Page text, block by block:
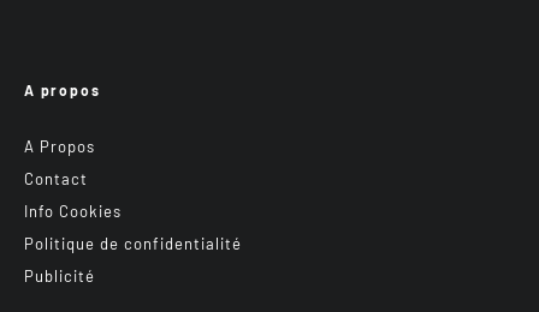
A propos
A Propos
Contact
Info Cookies
Politique de confidentialité
Publicité